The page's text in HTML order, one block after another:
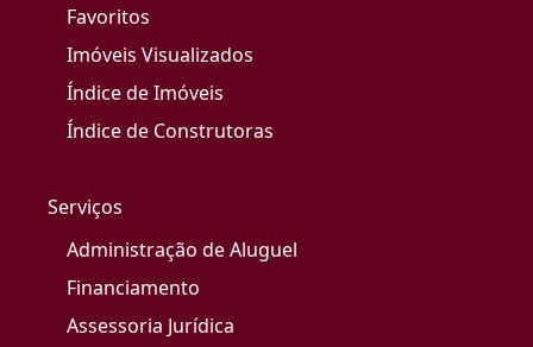
Favoritos
Imóveis Visualizados
Índice de Imóveis
Índice de Construtoras
Serviços
Administração de Aluguel
Financiamento
Assessoria Jurídica